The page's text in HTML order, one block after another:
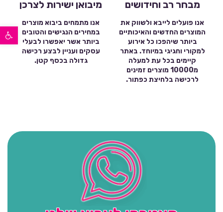
פתח סרגל נגישות
מבחר רב וחידושים
אנו פועלים לייבא ולשווק את
המוצרים החדשים והאיכותיים
ביותר שיהפכו כל אירוע
למקורי וחגיגי במיוחד. באתר
קיימים בכל עת למעלה
מ10000 מוצרים זמינים
לרכישה בלחיצת כפתור.
מיבואן ישירות לצרכן
אנו מתמחים ביבוא מוצרים
במחירים הנגישים והטובים
ביותר אשר יאפשרו לבעלי
עסקים ועניין לבצע רכישה
גדולה בכסף קטן.